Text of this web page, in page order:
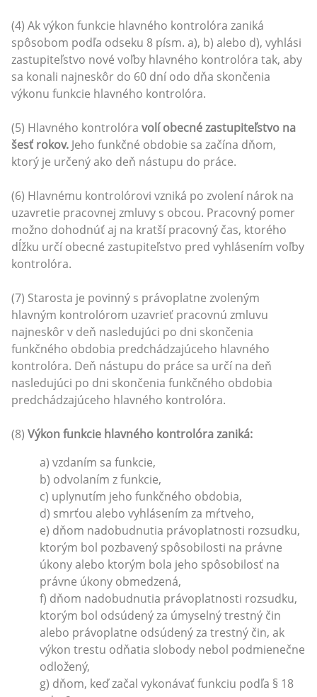
(4) Ak výkon funkcie hlavného kontrolóra zaniká
spôsobom podľa odseku 8 písm. a), b) alebo d), vyhlási
zastupiteľstvo nové voľby hlavného kontrolóra tak, aby
sa konali najneskôr do 60 dní odo dňa skončenia
výkonu funkcie hlavného kontrolóra.
(5) Hlavného kontrolóra volí obecné zastupiteľstvo na
šesť rokov. Jeho funkčné obdobie sa začína dňom,
ktorý je určený ako deň nástupu do práce.
(6) Hlavnému kontrolórovi vzniká po zvolení nárok na
uzavretie pracovnej zmluvy s obcou. Pracovný pomer
možno dohodnúť aj na kratší pracovný čas, ktorého
dĺžku určí obecné zastupiteľstvo pred vyhlásením voľby
kontrolóra.
(7) Starosta je povinný s právoplatne zvoleným
hlavným kontrolórom uzavrieť pracovnú zmluvu
najneskôr v deň nasledujúci po dni skončenia
funkčného obdobia predchádzajúceho hlavného
kontrolóra. Deň nástupu do práce sa určí na deň
nasledujúci po dni skončenia funkčného obdobia
predchádzajúceho hlavného kontrolóra.
(8) Výkon funkcie hlavného kontrolóra zaniká:
a) vzdaním sa funkcie,
b) odvolaním z funkcie,
c) uplynutím jeho funkčného obdobia,
d) smrťou alebo vyhlásením za mŕtveho,
e) dňom nadobudnutia právoplatnosti rozsudku,
ktorým bol pozbavený spôsobilosti na právne
úkony alebo ktorým bola jeho spôsobilosť na
právne úkony obmedzená,
f) dňom nadobudnutia právoplatnosti rozsudku,
ktorým bol odsúdený za úmyselný trestný čin
alebo právoplatne odsúdený za trestný čin, ak
výkon trestu odňatia slobody nebol podmienečne
odložený,
g) dňom, keď začal vykonávať funkciu podľa § 18